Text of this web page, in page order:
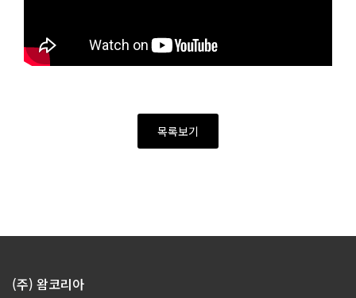
목록보기
(주) 왐코리아